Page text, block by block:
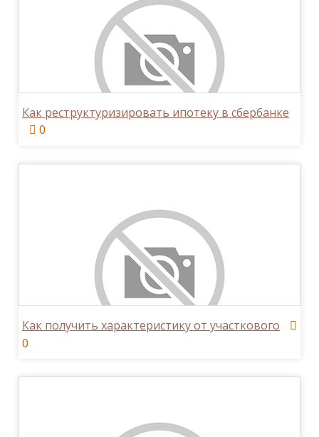
Как реструктуризировать ипотеку в сбербанке
0
Как получить характеристику от участкового
0